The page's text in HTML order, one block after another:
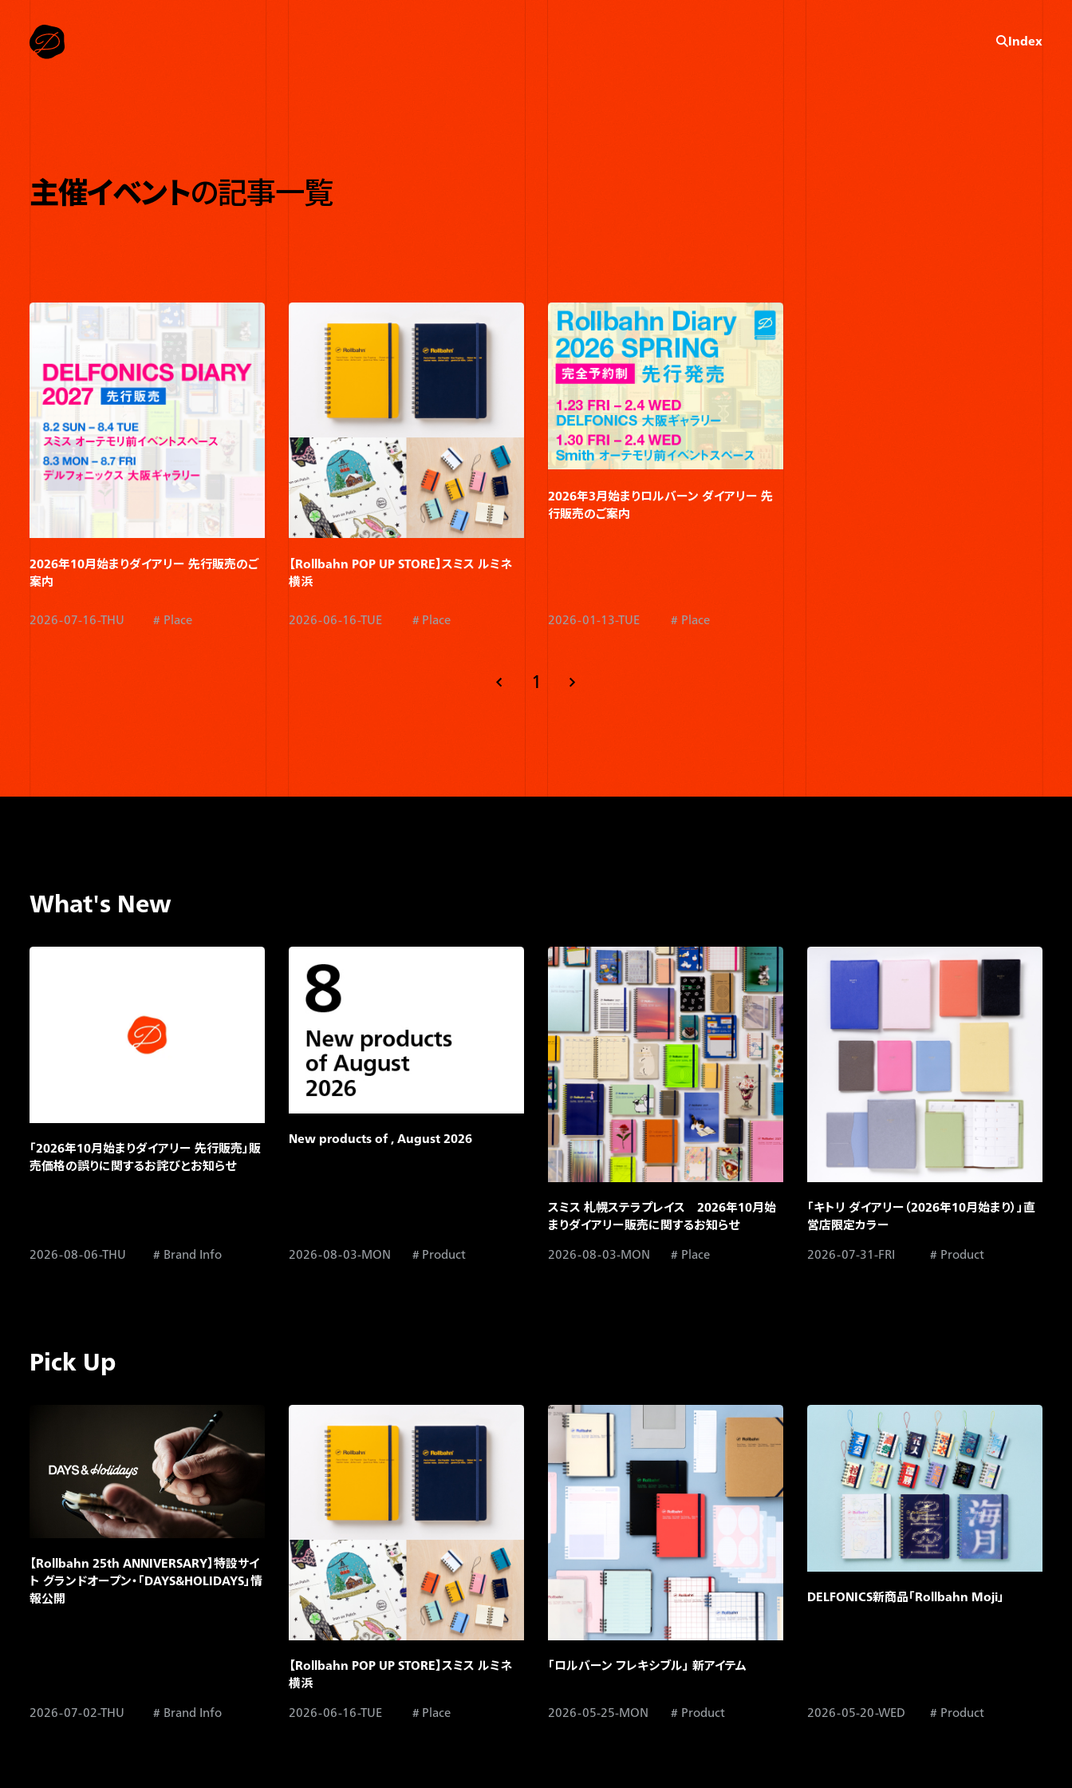
Index
主催イベントの記事一覧
2026年10月始まりダイアリー 先行販売のご
案内​
2026-07-16-THU
Place
【Rollbahn POP UP STORE】スミス ルミネ
横浜
2026-06-16-TUE
Place
2026年3月始まりロルバーン ダイアリー 先
行販売のご案内
2026-01-13-TUE Place
1
What's New
「2026年10月始まりダイアリー 先行販売」販
売価格の誤りに関するお詫びとお知らせ​
2026-08-06-THU Brand Info
New products of , August 2026​
2026-08-03-MON Product
スミス 札幌ステラプレイス 2026年10月始
まりダイアリー販売に関するお知らせ​
2026-08-03-MON
Place
「キトリ ダイアリー（2026年10月始まり）」直
営店限定カラー​
2026-07-31-FRI
Product
Pick Up
【Rollbahn 25th ANNIVERSARY】特設サイ
ト グランドオープン・「DAYS&HOLIDAYS」情
報公開
2026-07-02-THU Brand Info
【Rollbahn POP UP STORE】スミス ルミネ
横浜
2026-06-16-TUE
Place
「ロルバーン フレキシブル」 新アイテム​
2026-05-25-MON Product
DELFONICS新商品「Rollbahn Moji」
2026-05-20-WED Product